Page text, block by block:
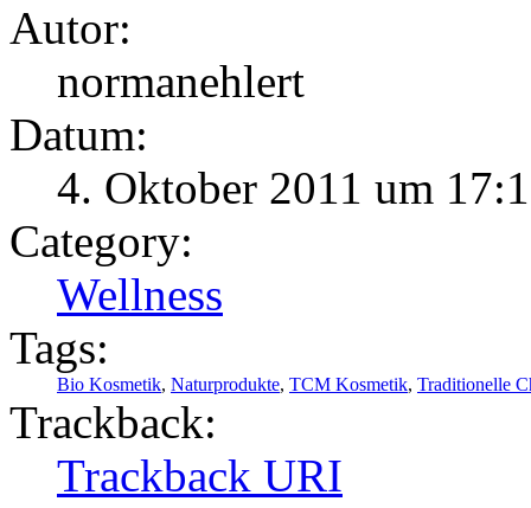
Autor:
normanehlert
Datum:
4. Oktober 2011 um
Category:
Wellness
Tags:
Bio Kosmetik, Naturprodukte, TCM Kosmetik, Traditionelle
Trackback:
Trackback URI